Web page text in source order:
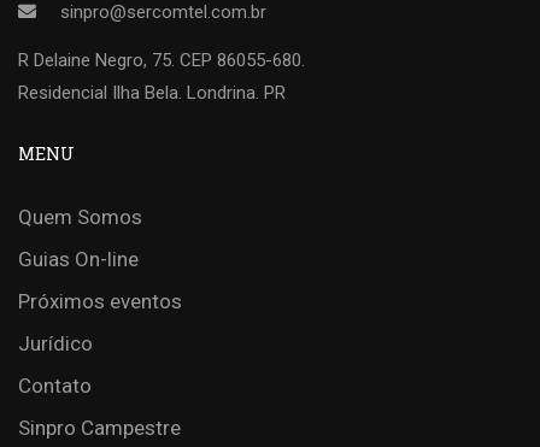
sinpro@sercomtel.com.br
R Delaine Negro, 75. CEP 86055-680.
Residencial Ilha Bela. Londrina. PR
MENU
Quem Somos
Guias On-line
Próximos eventos
Jurídico
Contato
Sinpro Campestre